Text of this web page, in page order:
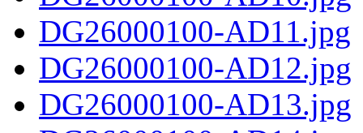
DG26000100-AD11.jpg
DG26000100-AD12.jpg
DG26000100-AD13.jpg